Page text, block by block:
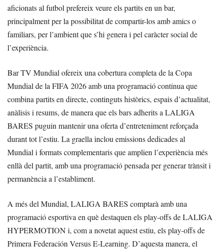
aficionats al futbol prefereix veure els partits en un bar,
principalment per la possibilitat de compartir-los amb amics o
familiars, per l’ambient que s’hi genera i pel caràcter social de
l’experiència.
Bar TV Mundial ofereix una cobertura completa de la Copa
Mundial de la FIFA 2026 amb una programació contínua que
combina partits en directe, continguts històrics, espais d’actualitat,
anàlisis i resums, de manera que els bars adherits a LALIGA
BARES puguin mantenir una oferta d’entreteniment reforçada
durant tot l’estiu. La graella inclou emissions dedicades al
Mundial i formats complementaris que amplien l’experiència més
enllà del partit, amb una programació pensada per generar trànsit i
permanència a l’establiment.
A més del Mundial, LALIGA BARES comptarà amb una
programació esportiva en què destaquen els play-offs de LALIGA
HYPERMOTION i, com a novetat aquest estiu, els play-offs de
Primera Federación Versus E-Learning. D’aquesta manera, el